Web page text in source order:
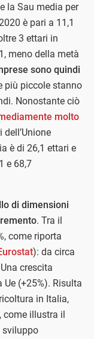
la Sau media per
è pari a 11,1
3 ettari in
meno della metà
sono quindi
più piccole stanno
Nonostante ciò
molto
è di 26,1 ettari e
e 68,7
di dimensioni
. Tra il
come riporta
): da circa
crescita
(+25%). Risulta
in Italia,
come illustra il
sviluppo